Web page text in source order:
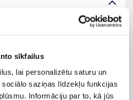
sīkfailus
lai personalizētu saturu un
saziņas līdzekļu funkcijas
Informāciju par to, kā jūs
Latvija
Windows 11 Home